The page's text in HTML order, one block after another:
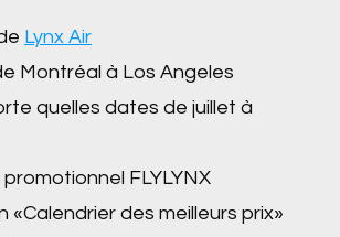
Lynx Air
Montréal à Los Angeles
quelles dates de juillet à
FLYLYNX
«Calendrier des meilleurs prix»